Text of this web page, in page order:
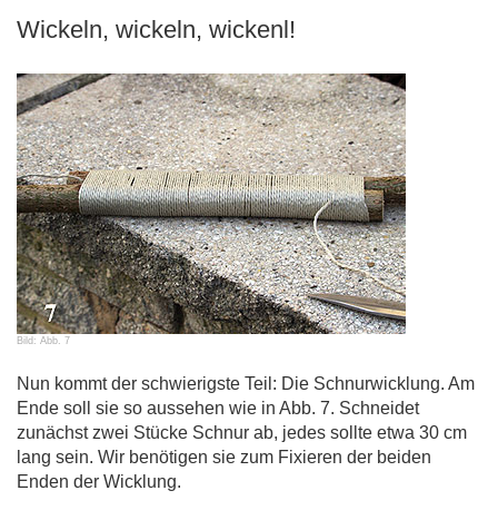
Wickeln, wickeln, wickenl!
Bild: Abb. 7
Nun kommt der schwierigste Teil: Die Schnurwicklung. Am
Ende soll sie so aussehen wie in Abb. 7. Schneidet
zunächst zwei Stücke Schnur ab, jedes sollte etwa 30 cm
lang sein. Wir benötigen sie zum Fixieren der beiden
Enden der Wicklung.